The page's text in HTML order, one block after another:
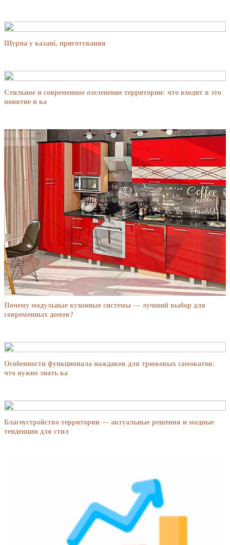
Шурпа у казані, приготування
Стильное и современное озеленение территории: что входит в это
понятие и ка
Почему модульные кухонные системы — лучший выбор для
современных домов?
Особенности функционала наждаков для трюковых самокатов:
что нужно знать ка
Благоустройство территории — актуальные решения и модные
тенденции для стил